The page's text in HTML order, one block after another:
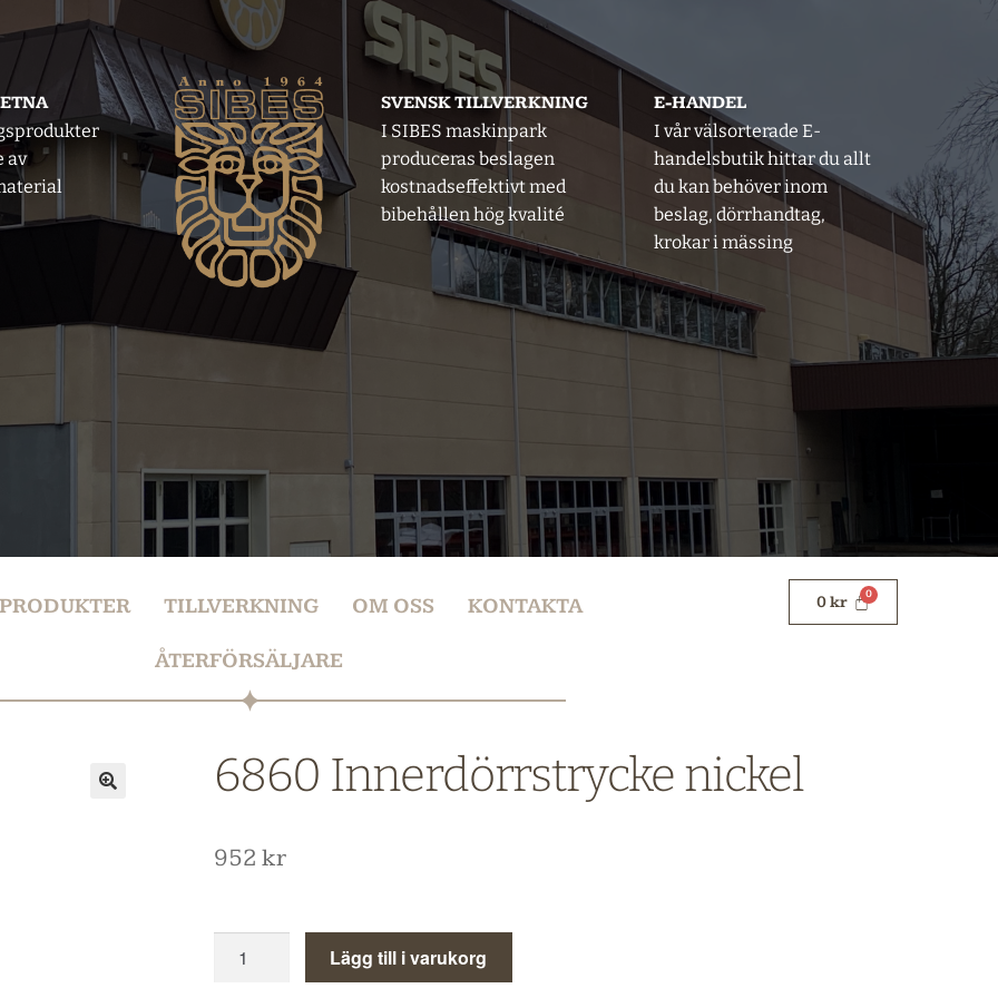
av
SVENSK TILLVERKNING
I SIBES maskinpark
produceras beslagen
kostnadseffektivt med
bibehållen hög kvalité
E-HANDEL
I vår välsorterade E-
handelsbutik hittar du allt
du kan behöver inom
beslag, dörrhandtag,
krokar i mässing
PRODUKTER TILLVERKNING OM OSS KONTAKTA
ÅTERFÖRSÄLJARE
0kr
6860 Innerdörrstrycke nickel
952 kr
Lägg till i varukorg